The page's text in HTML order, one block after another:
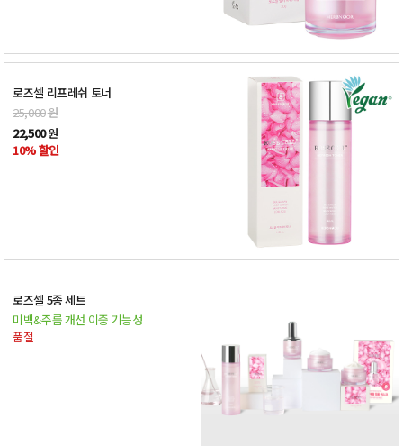
로즈셀 리프레쉬 토너
25,000원
22,500원
10% 할인
로즈셀 5종 세트
미백&주름 개선 이중 기능성
품절